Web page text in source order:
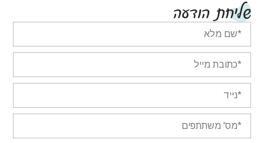
שליחת הודעה